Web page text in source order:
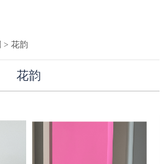
> 花韵
花韵